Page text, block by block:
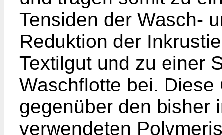
Ten­siden der Wasch-
Reduktion der
Textilgut und zu einer
Wasch­flotte bei.
gegenüber den bisher
verwendeten